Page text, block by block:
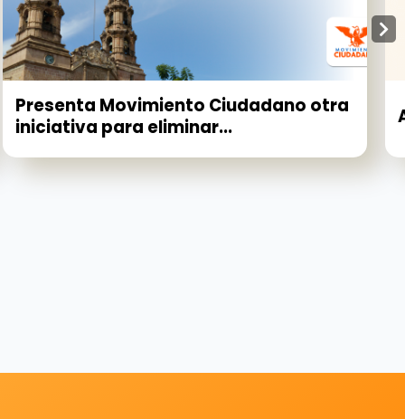
Presenta Movimiento Ciudadano otra
iniciativa para eliminar...